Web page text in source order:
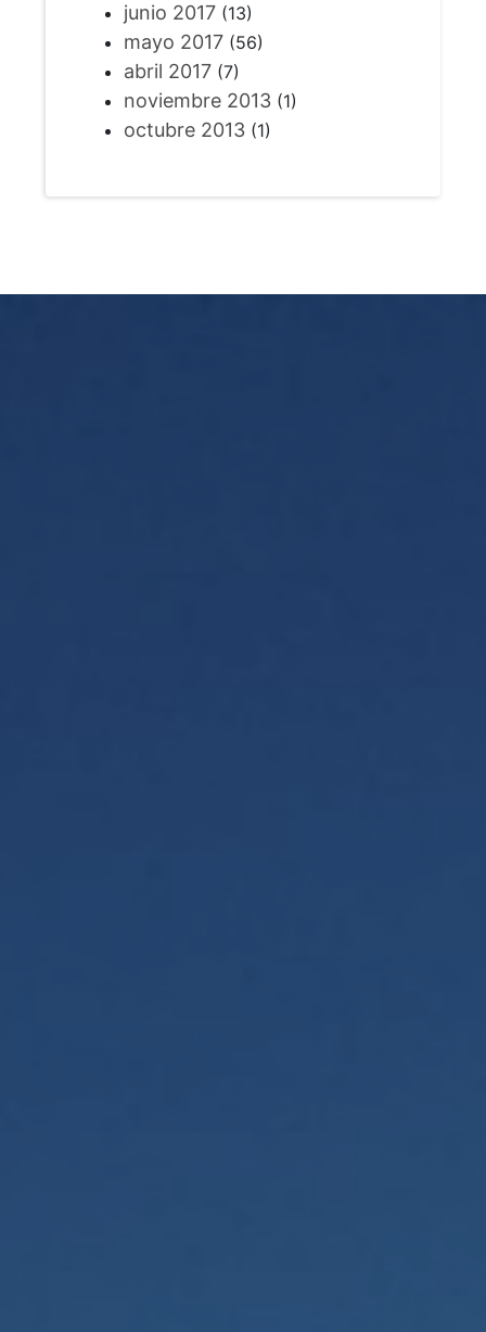
junio 2017(13)
mayo 2017(56)
abril 2017(7)
noviembre 2013(1)
octubre 2013(1)